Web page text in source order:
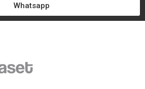
Whatsapp